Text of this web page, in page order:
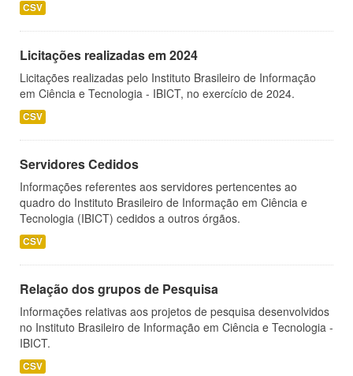
CSV
Licitações realizadas em 2024
Licitações realizadas pelo Instituto Brasileiro de Informação
em Ciência e Tecnologia - IBICT, no exercício de 2024.
CSV
Servidores Cedidos
Informações referentes aos servidores pertencentes ao
quadro do Instituto Brasileiro de Informação em Ciência e
Tecnologia (IBICT) cedidos a outros órgãos.
CSV
Relação dos grupos de Pesquisa
Informações relativas aos projetos de pesquisa desenvolvidos
no Instituto Brasileiro de Informação em Ciência e Tecnologia -
IBICT.
CSV